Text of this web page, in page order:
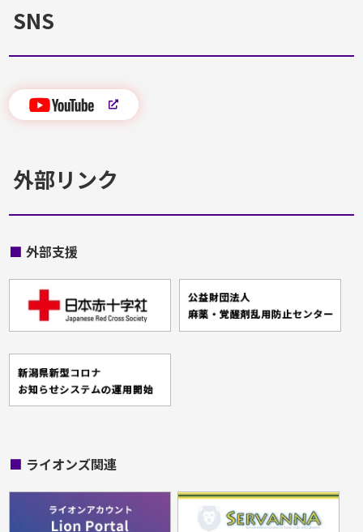
SNS
外部リンク
■ 外部支援
■ ライオンズ関連